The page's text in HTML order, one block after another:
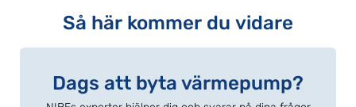
Så här kommer du vidare
Dags att byta värmepump?